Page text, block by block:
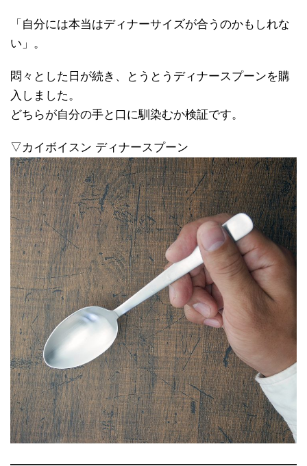
「自分には本当はディナーサイズが合うのかもしれな
い」。
悶々とした日が続き、とうとうディナースプーンを購
入しました。
どちらが自分の手と口に馴染むか検証です。
▽カイボイスン ディナースプーン